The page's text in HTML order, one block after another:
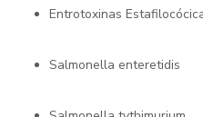
Entrotoxinas
Salmonella enteretidis